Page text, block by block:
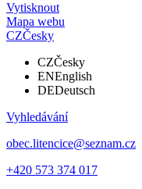
Vytisknout
Mapa webu
CZČesky
CZČesky
ENEnglish
DEDeutsch
Vyhledávání
obec.litencice@seznam.cz
+420 573 374 017